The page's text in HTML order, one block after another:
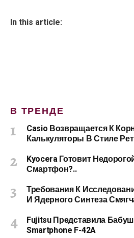
In this article:
В ТРЕНДЕ
Casio Возвращается К
Калькуляторы В Стиле
Kyocera Готовит
Смартфон?..
Требования К
И Ядерного Синтеза
Fujitsu Представила
Smartphone F-42A